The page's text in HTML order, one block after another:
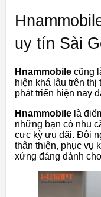
uy tín Sài
Hnammobile cũng
hiện khá lâu trên
phát triển hiện nay
Hnammobile là
những bạn có nhu
cực kỳ ưu đãi. Đội
thân thiện, phục vụ
xứng đáng dành cho